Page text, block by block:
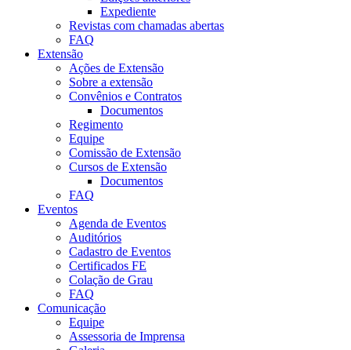
Expediente
Revistas com chamadas abertas
FAQ
Extensão
Ações de Extensão
Sobre a extensão
Convênios e Contratos
Documentos
Regimento
Equipe
Comissão de Extensão
Cursos de Extensão
Documentos
FAQ
Eventos
Agenda de Eventos
Auditórios
Cadastro de Eventos
Certificados FE
Colação de Grau
FAQ
Comunicação
Equipe
Assessoria de Imprensa